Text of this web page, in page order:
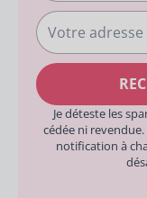
Votre
adresse
e-
mail
Je déteste les
cédée ni
notification à